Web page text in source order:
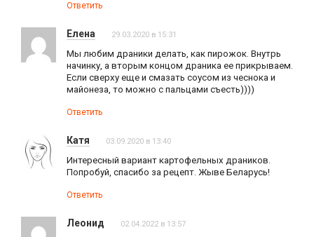
Ответить
Елена 29.03.2020 в 15:31
Мы любим драники делать, как пирожок. Внутрь
начинку, а вторым концом драника ее прикрываем.
Если сверху еще и смазать соусом из чеснока и
майонеза, то можно с пальцами съесть))))
Ответить
Катя 03.09.2020 в 13:40
Интересный вариант картофельных драников.
Попробуй, спасибо за рецепт. Жыве Беларусь!
Ответить
Леонид 02.04.2022 в 13:57